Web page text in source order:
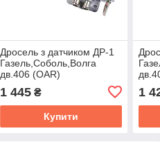
Дросель з датчиком ДР-1
Газель,Соболь,Волга
дв.406 (OAR)
1 445₴
Купити
1